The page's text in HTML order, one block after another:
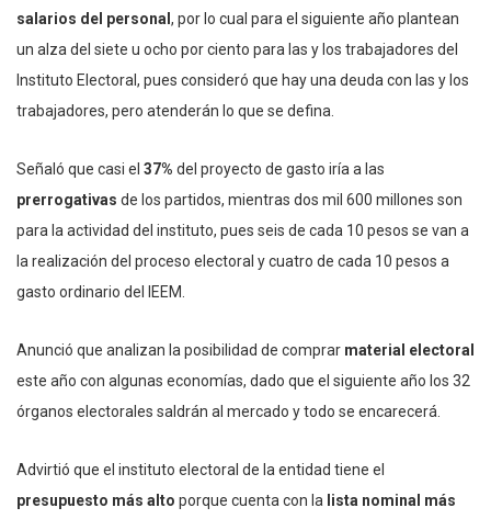
salarios del personal , por lo cual para el siguiente año plantean
un alza del siete u ocho por ciento para las y los trabajadores del
Instituto Electoral, pues consideró que hay una deuda con las y los
trabajadores, pero atenderán lo que se defina.
Señaló que casi el 37% del proyecto de gasto iría a las
prerrogativas de los partidos, mientras dos mil 600 millones son
para la actividad del instituto, pues seis de cada 10 pesos se van a
la realización del proceso electoral y cuatro de cada 10 pesos a
gasto ordinario del IEEM.
Anunció que analizan la posibilidad de comprar material electoral
este año con algunas economías, dado que el siguiente año los 32
órganos electorales saldrán al mercado y todo se encarecerá.
Advirtió que el instituto electoral de la entidad tiene el
presupuesto más alto porque cuenta con la lista nominal más